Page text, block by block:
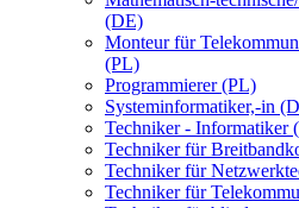
(DE)
Monteur für
(PL)
Programmierer (PL)
Systeminformatiker,-in
Techniker - Informatiker
Techniker für
Techniker für
Techniker für